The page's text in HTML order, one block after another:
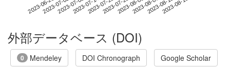
2023-06-262023-07-022023-07-082023-07-142023-07-202023-07-262023-08-012023-08-072023-08-132023-08-19
外部データベース (DOI)
0 Mendeley DOI Chronograph Google Scholar